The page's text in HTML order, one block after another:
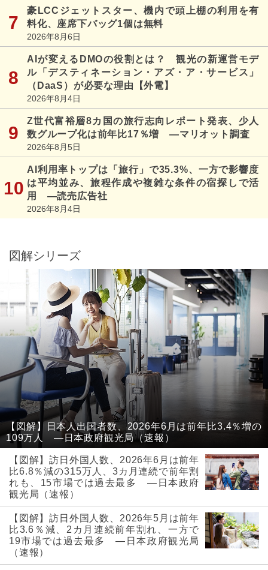
豪LCCジェットスター、機内で頭上棚の利用を有
料化、座席下バッグ1個は無料
2026年8月6日
AIが変えるDMOの役割とは？ 観光の新運営モデ
ル「デスティネーション・アズ・ア・サービス」
（DaaS）が必要な理由【外電】
2026年8月4日
Z世代富裕層8カ国の旅行志向レポート発表、少人
数グループ化は前年比17％増 ―マリオット調査
2026年8月5日
AI利用率トップは「旅行」で35.3%、一方で影響度
は平均並み、旅程作成や複雑な条件の宿探しで活
用 ―読売広告社
2026年8月4日
図解シリーズ
【図解】日本人出国者数、2026年6月は前年比3.4％増の
109万人 ―日本政府観光局（速報）
【図解】訪日外国人数、2026年6月は前年
比6.8％減の315万人、3カ月連続で前年割
れも、15市場では過去最多 ―日本政府
観光局（速報）
【図解】訪日外国人数、2026年5月は前年
比3.6％減、2カ月連続前年割れ、一方で
19市場では過去最多 ―日本政府観光局
（速報）